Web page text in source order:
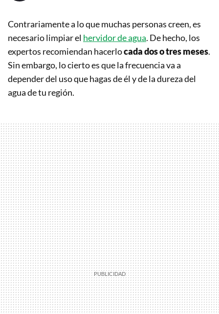
Contrariamente a lo que muchas personas creen, es
necesario limpiar el hervidor de agua. De hecho, los
expertos recomiendan hacerlocada dos o tres meses.
Sin embargo, lo cierto es que la frecuencia va a
depender del uso que hagas de él y de la dureza del
agua de tu región.